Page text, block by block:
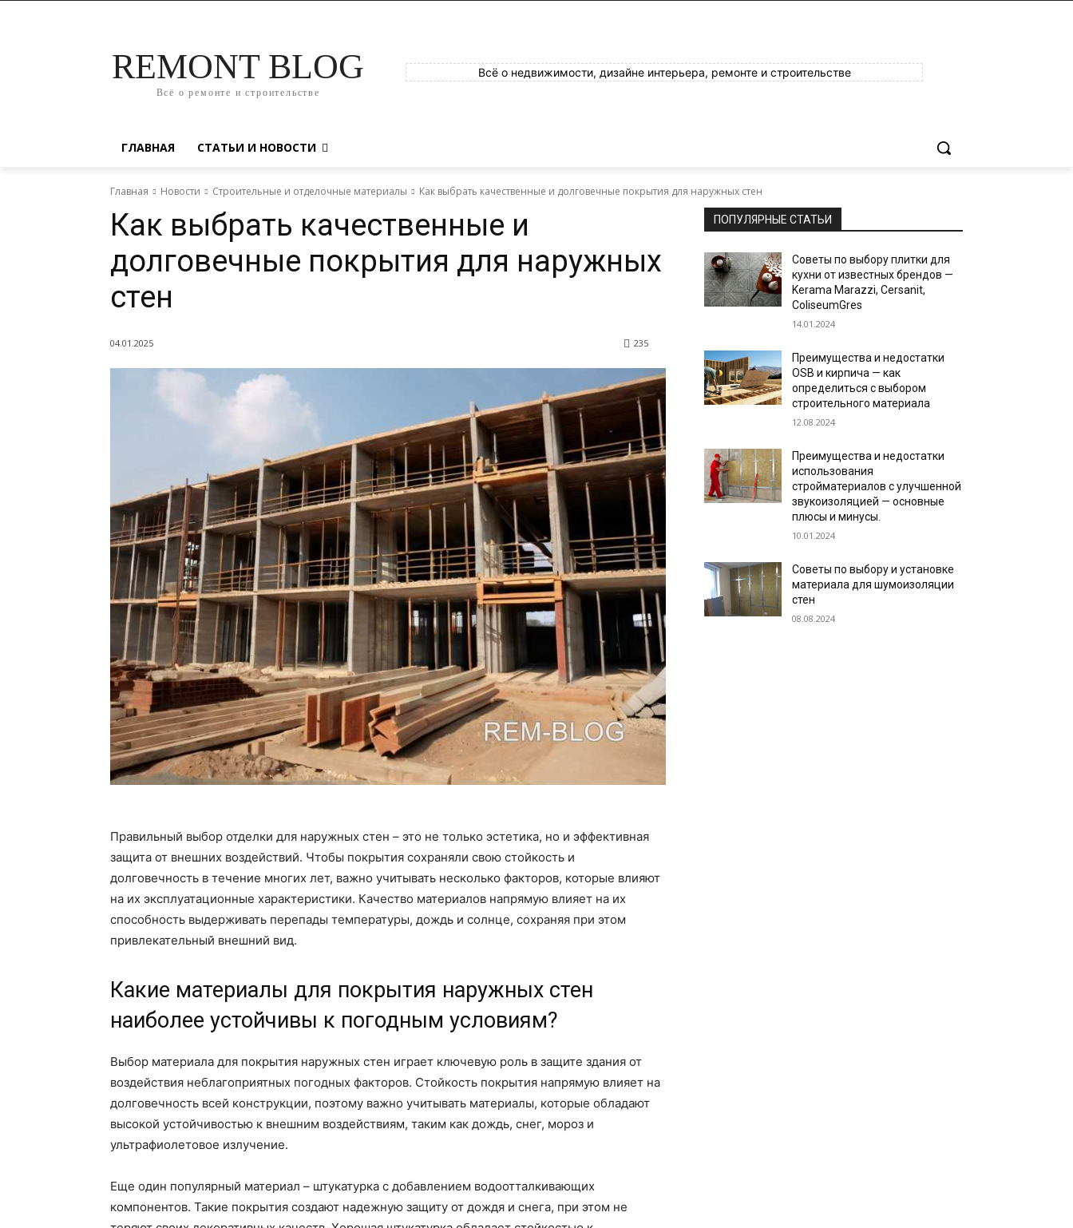
REMONT BLOG
Всё о ремонте и строительстве
Всё о недвижимости, дизайне интерьера, ремонте и строительстве
ГЛАВНАЯ СТАТЬИ И НОВОСТИ
Главная Новости Строительные и отделочные материалы Как выбрать качественные и долговечные покрытия для наружных стен
Как выбрать качественные и
долговечные покрытия для наружных
стен
04.01.2025 235
Правильный выбор отделки для наружных стен – это не только эстетика, но и эффективная
защита от внешних воздействий. Чтобы покрытия сохраняли свою стойкость и
долговечность в течение многих лет, важно учитывать несколько факторов, которые влияют
на их эксплуатационные характеристики. Качество материалов напрямую влияет на их
способность выдерживать перепады температуры, дождь и солнце, сохраняя при этом
привлекательный внешний вид.
Какие материалы для покрытия наружных стен
наиболее устойчивы к погодным условиям?
Выбор материала для покрытия наружных стен играет ключевую роль в защите здания от
воздействия неблагоприятных погодных факторов. Стойкость покрытия напрямую влияет на
долговечность всей конструкции, поэтому важно учитывать материалы, которые обладают
высокой устойчивостью к внешним воздействиям, таким как дождь, снег, мороз и
ультрафиолетовое излучение.
Еще один популярный материал – штукатурка с добавлением водоотталкивающих
компонентов. Такие покрытия создают надежную защиту от дождя и снега, при этом не
ПОПУЛЯРНЫЕ СТАТЬИ
Советы по выбору плитки для
кухни от известных брендов —
Kerama Marazzi, Cersanit,
ColiseumGres
14.01.2024
Преимущества и недостатки
OSB и кирпича — как
определиться с выбором
строительного материала
12.08.2024
Преимущества и недостатки
использования
стройматериалов с улучшенной
звукоизоляцией — основные
плюсы и минусы.
10.01.2024
Советы по выбору и установке
материала для шумоизоляции
стен
08.08.2024